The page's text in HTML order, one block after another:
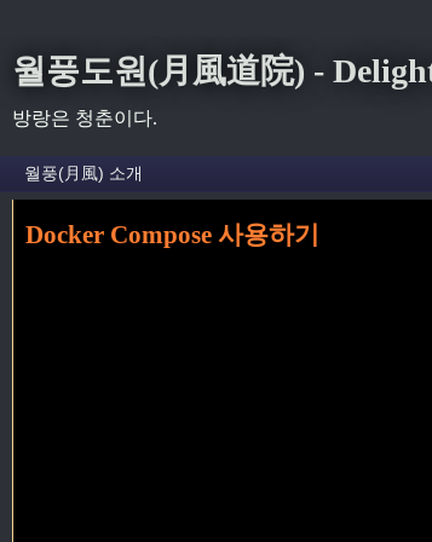
월풍도원(月風道院) -
방랑은 청춘이다.
홈» ecr 꼬리가 달린 글
Docker Compose 사용하기